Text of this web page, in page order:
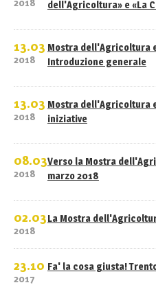
2018
dell'Agricoltura» e «La
13.03
2018
Mostra dell'Agricoltura
Introduzione generale
13.03
2018
Mostra dell'Agricoltura
iniziative
08.03
2018
Verso la Mostra
marzo 2018
02.03
2018
La Mostra
23.10
2017
Fa' la cosa giusta!